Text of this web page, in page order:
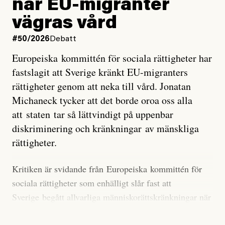
Stilla havet blir ovanligt varmt. Det påverkar vädret
över stora delar av världen och under
forskare allt oftare varnat för att den här El Niñon
Det verkar vara en underdrift, menar nu Zeke
Hausfather.
”Det ser ut som att årets El Niño inte bara med stor
sannolikhet kommer att bli den starkaste sedan
tillförlitliga mätningar inleddes – den kan till och med
marginal”, skriver han.
Styrkan i El Niño går att förutspå genom att mäta
när EU-migranter
vägras vård
#50/2026 Debatt
Europeiska kommittén för sociala rättigheter har
fastslagit att Sverige kränkt EU-migranters
rättigheter genom att neka till vård. Jonatan
Michaneck tycker att det borde oroa oss alla
att staten tar så lättvindigt på uppenbar
diskriminering och kränkningar av mänskliga
rättigheter.
Kritiken är svidande från Europeiska kommittén för
sociala rättigheter som enhälligt slår fast att
Sverige begått allvarliga människorättskränkningar när